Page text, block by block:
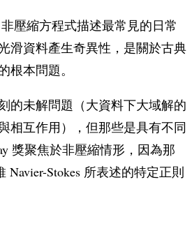
非壓縮方程式描述最常見的日常
滑資料產生奇異性，是關於古典
根本問題。
的未解問題（大資料下大域解的
相互作用），但那些是具有不同
獎聚焦於非壓縮情形，因為那
Navier-Stokes 所表述的特定正則